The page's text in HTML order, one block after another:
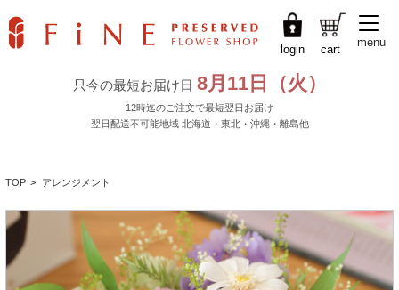
login cart
menu
TOP > アレンジメント